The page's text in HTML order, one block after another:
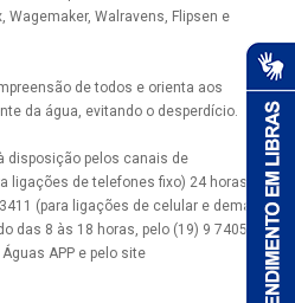
Wagemaker, Walravens, Flipsen e
de todos e orienta aos
da água, evitando o desperdício.
disposição pelos canais de
ligações de telefones fixo) 24 horas,
(para ligações de celular e demais
das 8 às 18 horas, pelo (19) 9 7405-
APP e pelo site